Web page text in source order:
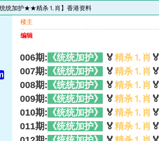
统统加护★★精杀⒈肖】香港资料
楼主
编辑
006期: 《统统加护》 🏅精杀⒈肖
007期: 《统统加护》 🏅精杀⒈肖
008期: 《统统加护》 🏅精杀⒈肖
009期: 《统统加护》 🏅精杀⒈肖
010期: 《统统加护》 🏅精杀⒈肖
011期: 《统统加护》 🏅精杀⒈肖